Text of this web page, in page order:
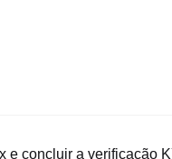
e concluir a verificação